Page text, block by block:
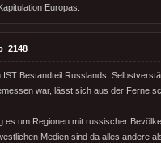
Europas.
Bestandteil Russlands.
war, lässt sich aus der Ferne
es um Regionen mit russischer
Medien sind da alles andere